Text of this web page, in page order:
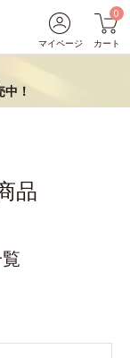
マイページ
0
カート
！
品
覧